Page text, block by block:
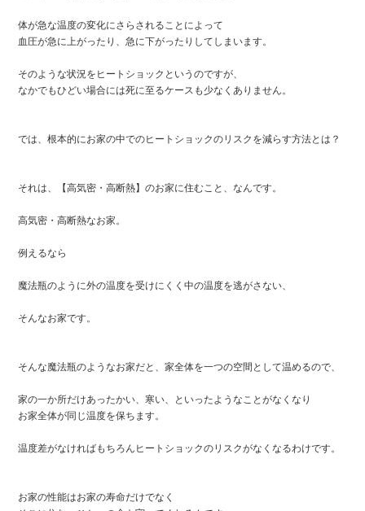
体が急な温度の変化にさらされることによって
血圧が急に上がったり、急に下がったりしてしまいます。
そのような状況をヒートショックというのですが、
なかでもひどい場合には死に至るケースも少なくありません。
では、根本的にお家の中でのヒートショックのリスクを減らす方法とは？
それは、【高気密・高断熱】のお家に住むこと、なんです。
高気密・高断熱なお家。
例えるなら
魔法瓶のように外の温度を受けにくく中の温度を逃がさない、
そんなお家です。
そんな魔法瓶のようなお家だと、家全体を一つの空間として温めるので、
家の一か所だけあったかい、寒い、といったようなことがなくなり
お家全体が同じ温度を保ちます。
温度差がなければもちろんヒートショックのリスクがなくなるわけです。
お家の性能はお家の寿命だけでなく